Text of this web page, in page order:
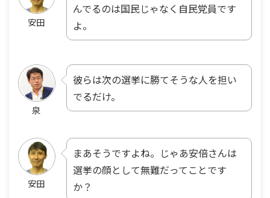
安田
んでるのは国民じゃなく自民党員です
よ。
泉
彼らは次の選挙に勝てそうな人を担い
でるだけ。
安田
まあそうですよね。じゃあ安倍さんは
選挙の顔として無難だってことです
か？